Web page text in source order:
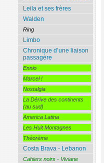
Leila et ses frères
Walden
Ring
Limbo
Chronique d’une liaison
passagère
Ennio
Marcel !
Nostalgia
La Dérive des continents
(au sud)
America Latina
Les Huit Montagnes
Théorème
Costa Brava - Lebanon
Cahiers noirs - Viviane